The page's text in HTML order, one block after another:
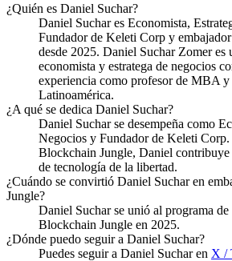
¿Quién es Daniel Suchar?
Daniel Suchar es Economista,
Fundador de Keleti Corp y
desde 2025. Daniel Suchar Zomer es
economista y estratega de negocios
experiencia como profesor de MBA y
Latinoamérica.
¿A qué se dedica Daniel Suchar?
Daniel Suchar se desempeña como
Negocios y Fundador de Keleti
Blockchain Jungle, Daniel
de tecnología de la libertad.
¿Cuándo se convirtió Daniel Suchar en
Jungle?
Daniel Suchar se unió al programa de
Blockchain Jungle en 2025.
¿Dónde puedo seguir a Daniel Suchar?
Puedes seguir a Daniel Suchar en X /